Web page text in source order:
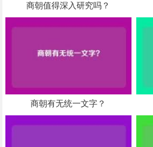
商朝值得深入研究吗？
商朝有无统一文字？